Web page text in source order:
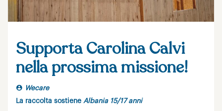
Supporta Carolina Calvi
nella prossima missione!
Wecare
La raccolta sostiene Albania 15/17 anni